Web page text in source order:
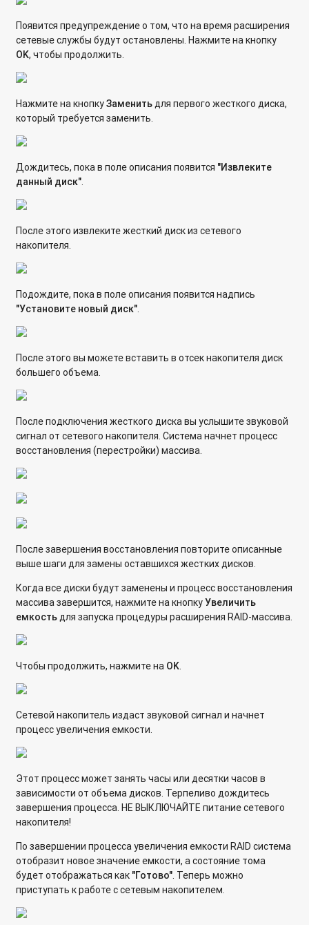
Появится предупреждение о том, что на время расширения
сетевые службы будут остановлены. Нажмите на кнопку
OK, чтобы продолжить.
Нажмите на кнопкуЗаменитьдля первого жесткого диска,
который требуется заменить.
Дождитесь, пока в поле описания появится "Извлеките
данный диск".
После этого извлеките жесткий диск из сетевого
накопителя.
Подождите, пока в поле описания появится надпись
"Установите новый диск".
После этого вы можете вставить в отсек накопителя диск
большего объема.
После подключения жесткого диска вы услышите звуковой
сигнал от сетевого накопителя. Система начнет процесс
восстановления (перестройки) массива.
После завершения восстановления повторите описанные
выше шаги для замены оставшихся жестких дисков.
Когда все диски будут заменены и процесс восстановления
массива завершится, нажмите на кнопкуУвеличить
емкостьдля запуска процедуры расширения RAID-массива.
Чтобы продолжить, нажмите на OK.
Сетевой накопитель издаст звуковой сигнал и начнет
процесс увеличения емкости.
Этот процесс может занять часы или десятки часов в
зависимости от объема дисков. Терпеливо дождитесь
завершения процесса. НЕ ВЫКЛЮЧАЙТЕ питание сетевого
накопителя!
По завершении процесса увеличения емкости RAID система
отобразит новое значение емкости, а состояние тома
будет отображаться как "Готово". Теперь можно
приступать к работе с сетевым накопителем.